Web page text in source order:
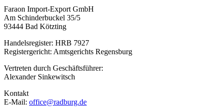
Faraon Import-Export GmbH
Am Schinderbuckel 35/5
93444 Bad Kötzting
Handelsregister: HRB 7927
Registergericht: Amtsgerichts Regensburg
Vertreten durch Geschäftsführer:
Alexander Sinkewitsch
Kontakt
E-Mail: office@radburg.de